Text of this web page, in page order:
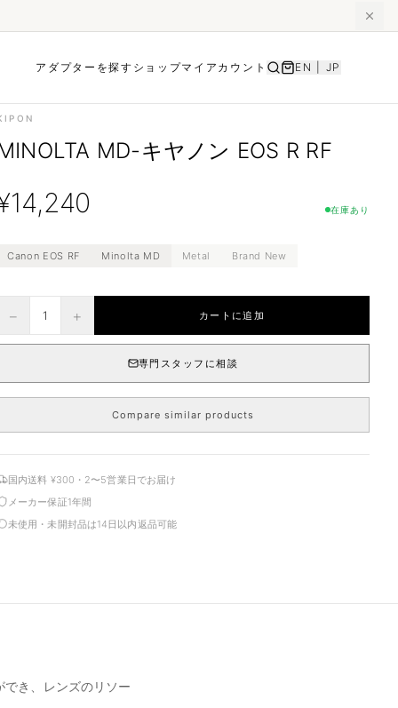
アダプターを探す ショップマイアカウント EN JP
MD-キヤノン EOS R RF
14,240 在庫あり
Canon EOS RF Minolta MD Metal Brand New
− 1 + カートに追加
専門スタッフに相談
Compare similar products
国内送料 ¥300・2〜5営業日でお届け
メーカー保証1年間
未使用・未開封品は14日以内返品可能
き、レンズのリソー